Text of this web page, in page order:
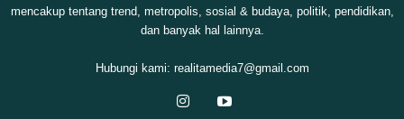
mencakup tentang trend, metropolis, sosial & budaya, politik, pendidikan,
dan banyak hal lainnya.
Hubungi kami: realitamedia7@gmail.com